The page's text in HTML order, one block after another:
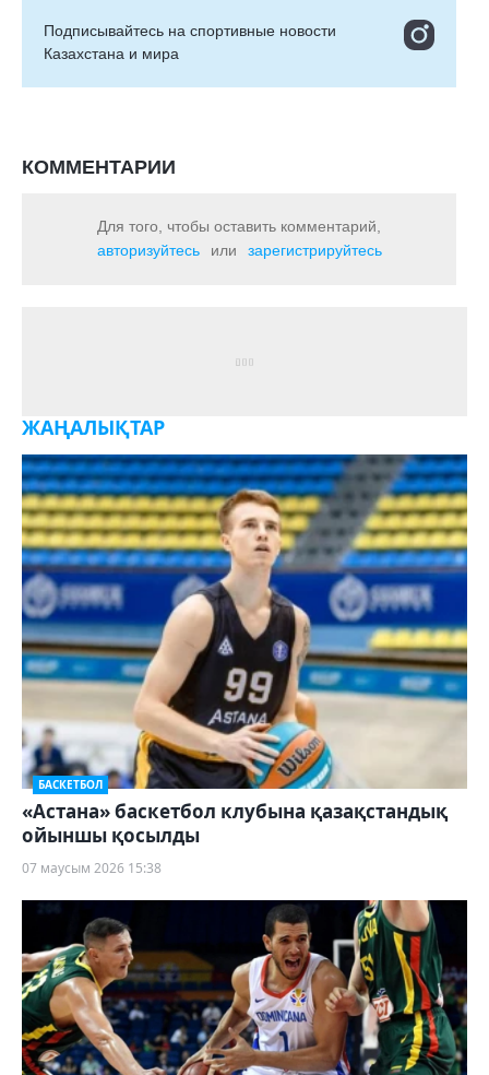
Подписывайтесь на cпортивные новости
Казахстана и мира
КОММЕНТАРИИ
Для того, чтобы оставить комментарий,
авторизуйтесь
или зарегистрируйтесь
ЖАҢАЛЫҚТАР
БАСКЕТБОЛ
«Астана» баскетбол клубына қазақстандық
ойыншы қосылды
07 маусым 2026 15:38